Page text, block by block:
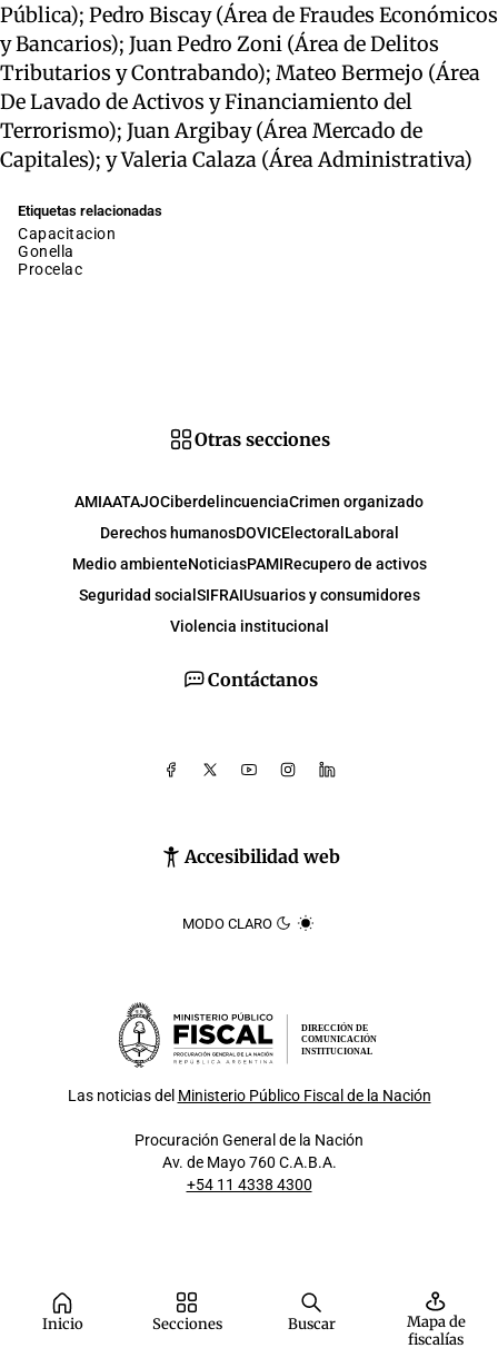
Pública); Pedro Biscay (Área de Fraudes Económicos
y Bancarios); Juan Pedro Zoni (Área de Delitos
Tributarios y Contrabando); Mateo Bermejo (Área
De Lavado de Activos y Financiamiento del
Terrorismo); Juan Argibay (Área Mercado de
Capitales); y Valeria Calaza (Área Administrativa)
Etiquetas relacionadas
capacitacion
gonella
procelac
Inicio Secciones Buscar
Mapa de
fiscalías
Contáctanos
Accesibilidad web
MODO CLARO
Otras secciones
AMIAATAJOCiberdelincuenciaCrimen organizado
Derechos humanosDOVICElectoral Laboral
Medio ambienteNoticiasPAMIRecupero de activos
Seguridad social SIFRAIUsuarios y consumidores
Violencia institucional
DIRECCIÓN DE
COMUNICACIÓN
INSTITUCIONAL
Las noticias del Ministerio Público Fiscal de la Nación
Procuración General de la Nación
Av. de Mayo 760 C.A.B.A.
+54 11 4338 4300